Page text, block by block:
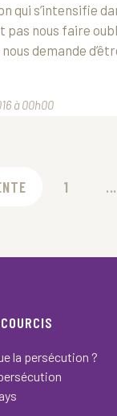
qui s’intensifie
pas nous faire
demande
à 00h00
1 ...
la persécution ?